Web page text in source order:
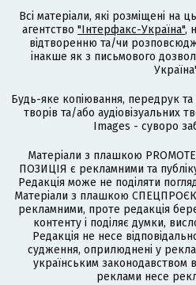
Всі матеріали, які розміщені на
агентство "Інтерфакс-Україна",
відтворенню та/чи
інакше як з письмового
Будь-яке копіювання, передрук
творів та/або аудіовізуальних
Images - суворо
Матеріали з плашкою
ПОЗИЦІЯ є рекламними та
Редакція може не поділяти
Матеріали з плашкою
рекламними, проте редакція
контенту і поділяє думки,
Редакція не несе
судження, оприлюднені у
українським законодавством
реклами несе